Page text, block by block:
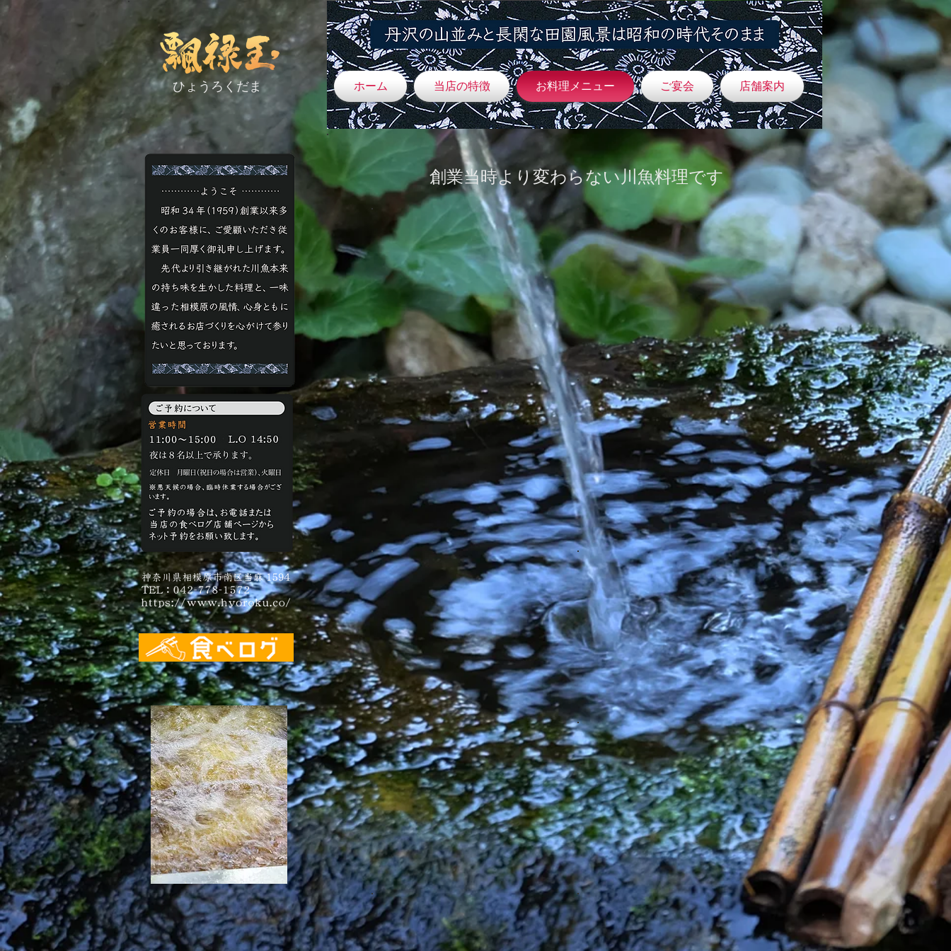
ひょうろくだま ホーム 当店の特徴 お料理メニュー ご宴会 店舗案内
創業当時より変わらない川魚料理です